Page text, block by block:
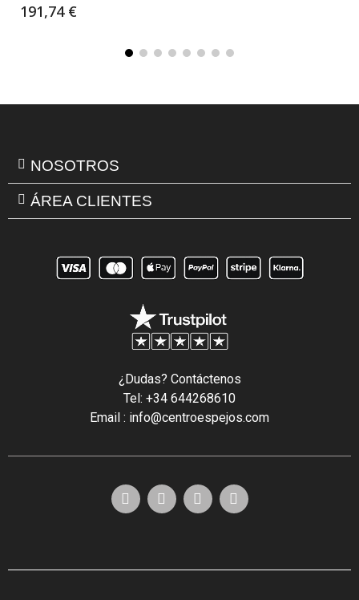
191,74 €
NOSOTROS
ÁREA CLIENTES
¿Dudas? Contáctenos
Tel: +34 644268610
Email : info@centroespejos.com